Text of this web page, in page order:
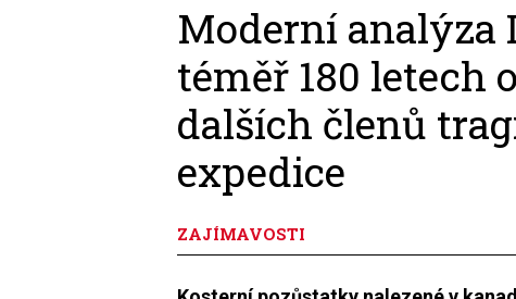
Moderní analýza
téměř 180 letech
dalších členů
expedice
ZAJÍMAVOSTI